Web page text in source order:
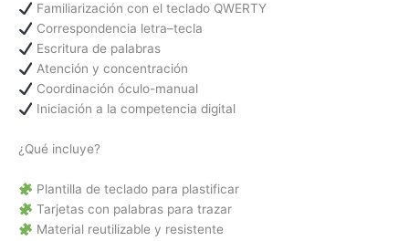
Familiarización con el teclado QWERTY
Correspondencia letra–tecla
Escritura de palabras
Atención y concentración
Coordinación óculo-manual
Iniciación a la competencia digital
¿Qué incluye?
Plantilla de teclado para plastificar
Tarjetas con palabras para trazar
Material reutilizable y resistente